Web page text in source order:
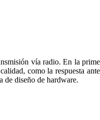
vía radio. En la
como la respuesta
de diseño de hardware.